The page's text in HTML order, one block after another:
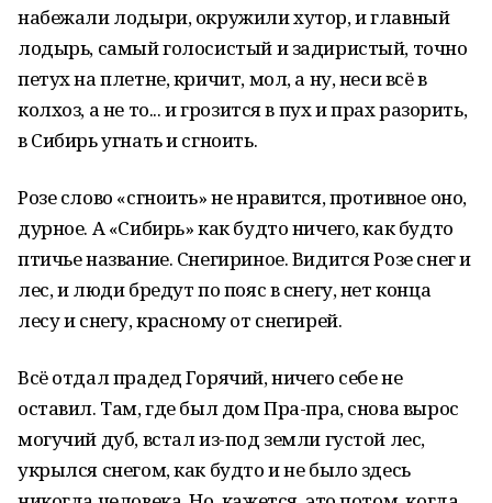
набежали лодыри, окружили хутор, и главный
лодырь, самый голосистый и задиристый, точно
петух на плетне, кричит, мол, а ну, неси всё в
колхоз, а не то... и грозится в пух и прах разорить,
в Сибирь угнать и сгноить.
Розе слово «сгноить» не нравится, противное оно,
дурное. А «Сибирь» как будто ничего, как будто
птичье название. Снегириное. Видится Розе снег и
лес, и люди бредут по пояс в снегу, нет конца
лесу и снегу, красному от снегирей.
Всё отдал прадед Горячий, ничего себе не
оставил. Там, где был дом Пра-пра, снова вырос
могучий дуб, встал из-под земли густой лес,
укрылся снегом, как будто и не было здесь